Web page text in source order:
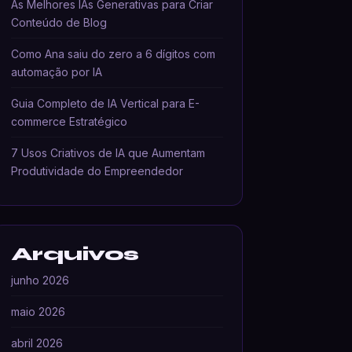
As Melhores IAs Generativas para Criar
Conteúdo de Blog
Como Ana saiu do zero a 6 dígitos com
automação por IA
Guia Completo de IA Vertical para E-
commerce Estratégico
7 Usos Criativos de IA que Aumentam
Produtividade do Empreendedor
Arquivos
junho 2026
maio 2026
abril 2026